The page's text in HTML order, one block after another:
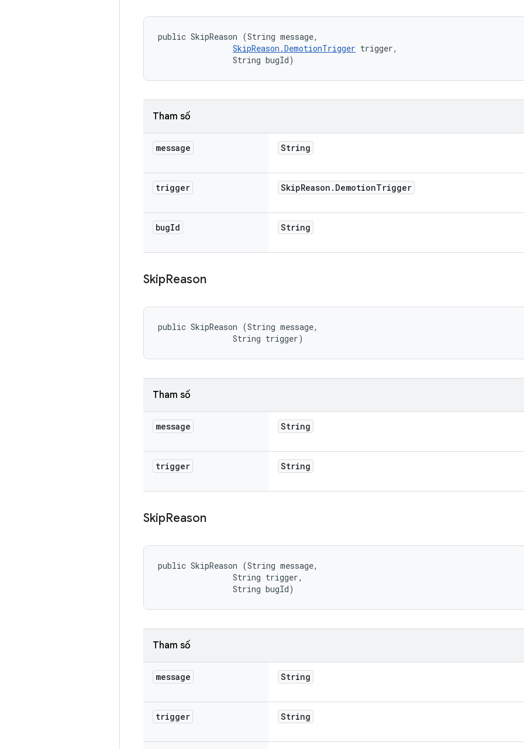
public SkipReason (String message,
SkipReason.DemotionTrigger trigger,
                String bugId)
Tham số
message String
trigger SkipReason . DemotionTrigger
bugId String
SkipReason
public SkipReason (String message,
                String trigger)
Tham số
message String
trigger String
SkipReason
public SkipReason (String message,
                String trigger,
                String bugId)
Tham số
message String
trigger String